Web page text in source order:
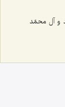
و آل محمّد